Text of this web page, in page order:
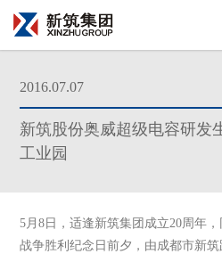
2016.07.07
新筑股份奥威超级电容研发
工业园
5月8日，适逢新筑集团成立20周年
战争胜利纪念日前夕，由成都市新